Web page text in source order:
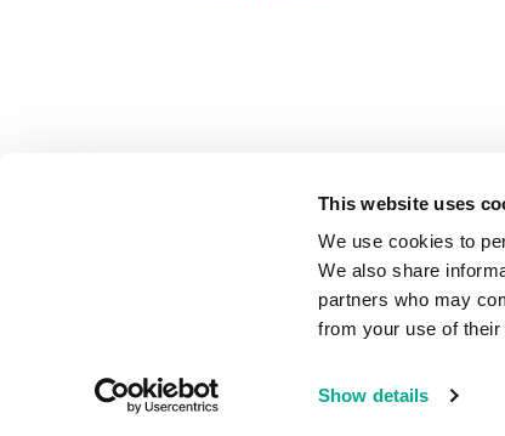
This website uses
We use cookies to
We also share
partners who may
from your use of
Show details
© 2026 AO Kaspersky Lab. Todos os direitos
Termos e condições de
Sobre a Kaspersky Parceiros